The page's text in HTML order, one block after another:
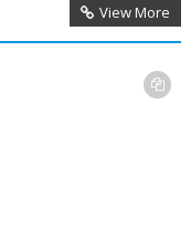
View More